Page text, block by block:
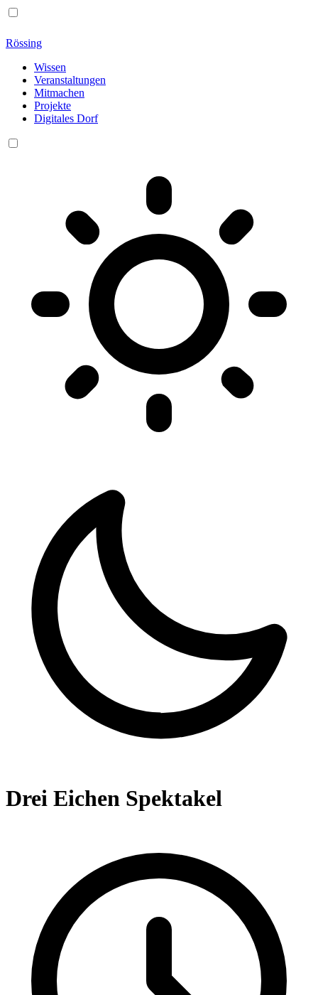
Rössing
Wissen
Veranstaltungen
Mitmachen
Projekte
Digitales Dorf
Drei Eichen Spektakel